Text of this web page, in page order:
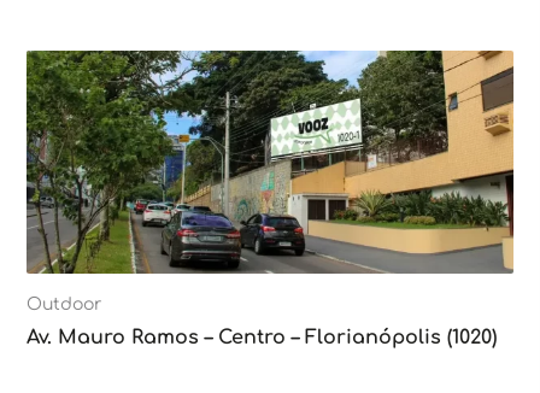
Outdoor
Av. Mauro Ramos – Centro – Florianópolis (1020)